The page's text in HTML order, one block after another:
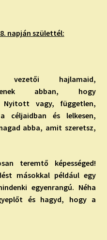
napján születtél:
vezetői hajlamaid,
abban, hogy
Nyitott vagy, független,
céljaidban és lelkesen,
abba, amit szeretsz,
teremtő képességed!
másokkal például egy
egyenrangú. Néha
és hagyd, hogy a